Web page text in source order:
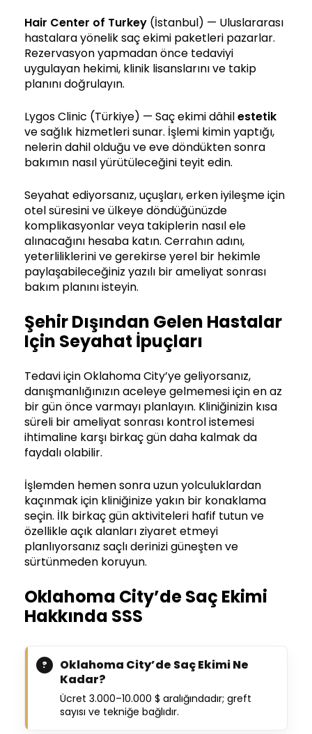
Hair Center of Turkey (İstanbul) — Uluslararası
hastalara yönelik saç ekimi paketleri pazarlar.
Rezervasyon yapmadan önce tedaviyi
uygulayan hekimi, klinik lisanslarını ve takip
planını doğrulayın.
Lygos Clinic (Türkiye) — Saç ekimi dâhilestetik
ve sağlık hizmetleri sunar. İşlemi kimin yaptığı,
nelerin dahil olduğu ve eve döndükten sonra
bakımın nasıl yürütüleceğini teyit edin.
Seyahat ediyorsanız, uçuşları, erken iyileşme için
otel süresini ve ülkeye döndüğünüzde
komplikasyonlar veya takiplerin nasıl ele
alınacağını hesaba katın. Cerrahın adını,
yeterliliklerini ve gerekirse yerel bir hekimle
paylaşabileceğiniz yazılı bir ameliyat sonrası
bakım planını isteyin.
Şehir Dışından Gelen Hastalar
Için Seyahat İpuçları
Tedavi için Oklahoma City’ye geliyorsanız,
danışmanlığınızın aceleye gelmemesi için en az
bir gün önce varmayı planlayın. Kliniğinizin kısa
süreli bir ameliyat sonrası kontrol istemesi
ihtimaline karşı birkaç gün daha kalmak da
faydalı olabilir.
İşlemden hemen sonra uzun yolculuklardan
kaçınmak için kliniğinize yakın bir konaklama
seçin. İlk birkaç gün aktiviteleri hafif tutun ve
özellikle açık alanları ziyaret etmeyi
planlıyorsanız saçlı derinizi güneşten ve
sürtünmeden koruyun.
Oklahoma City’de Saç Ekimi
Hakkında SSS
Oklahoma City’de Saç Ekimi Ne
Kadar?
Ücret 3.000–10.000 $ aralığındadır; greft
sayısı ve tekniğe bağlıdır.